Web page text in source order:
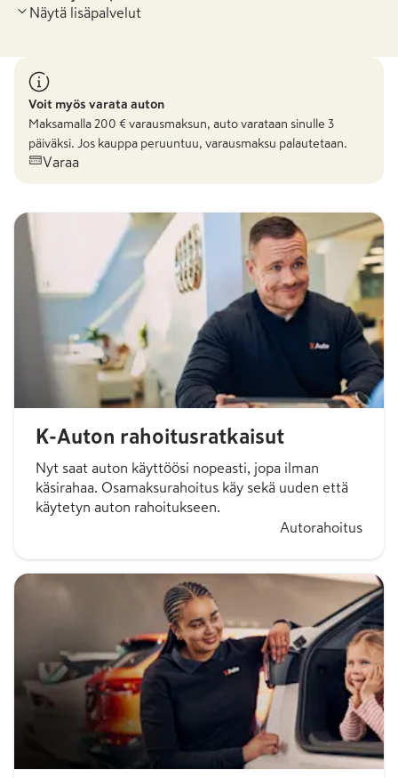
Näytä lisäpalvelut
Voit myös varata auton
Maksamalla 200 € varausmaksun, auto varataan sinulle 3
päiväksi. Jos kauppa peruuntuu, varausmaksu palautetaan.
Varaa
K-Auton rahoitusratkaisut
Nyt saat auton käyttöösi nopeasti, jopa ilman
käsirahaa. Osamaksurahoitus käy sekä uuden että
käytetyn auton rahoitukseen.
Autorahoitus